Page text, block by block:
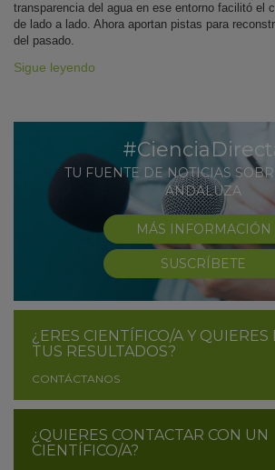
transparencia del agua en ese entorno facilitó el
de lado a lado. Ahora aportan pistas para
del pasado.
Sigue leyendo
TU FUENTE DE NOTICIAS
ANDALUZA
MÁS INFORMACIÓN
SUSCRÍBETE
¿ERES CIENTÍFICO/A Y
TUS RESULTADOS?
CONTÁCTANOS
¿QUIERES CONTACTAR CON UN
CIENTÍFICO/A?